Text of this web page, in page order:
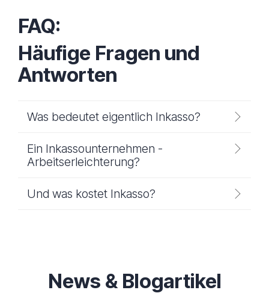
FAQ:
Häufige Fragen und
Antworten
Was bedeutet eigentlich Inkasso?
Ein Inkassounternehmen -
Arbeitserleichterung?
Und was kostet Inkasso?
News & Blogartikel